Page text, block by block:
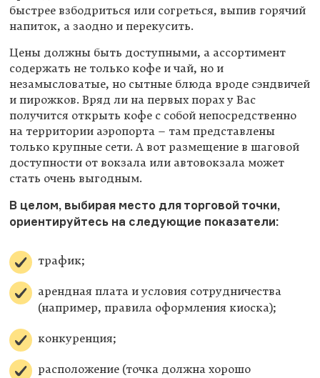
быстрее взбодриться или согреться, выпив горячий
напиток, а заодно и перекусить.
Цены должны быть доступными, а ассортимент
содержать не только кофе и чай, но и
незамысловатые, но сытные блюда вроде сэндвичей
и пирожков. Вряд ли на первых порах у Вас
получится открыть кофе с собой непосредственно
на территории аэропорта – там представлены
только крупные сети. А вот размещение в шаговой
доступности от вокзала или автовокзала может
стать очень выгодным.
В целом, выбирая место для торговой точки,
ориентируйтесь на следующие показатели:
трафик;
арендная плата и условия сотрудничества
(например, правила оформления киоска);
конкуренция;
расположение (точка должна хорошо